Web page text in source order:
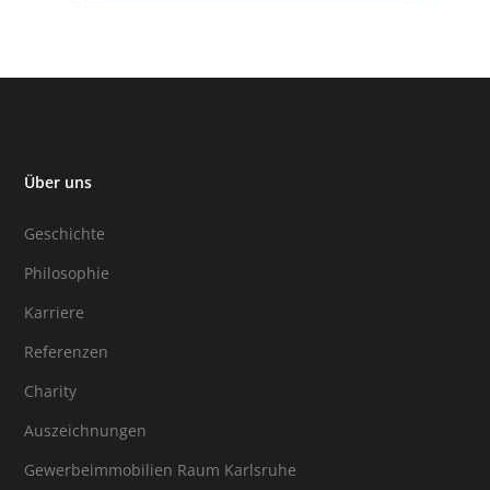
Über uns
Geschichte
Philosophie
Karriere
Referenzen
Charity
Auszeichnungen
Gewerbeimmobilien Raum Karlsruhe